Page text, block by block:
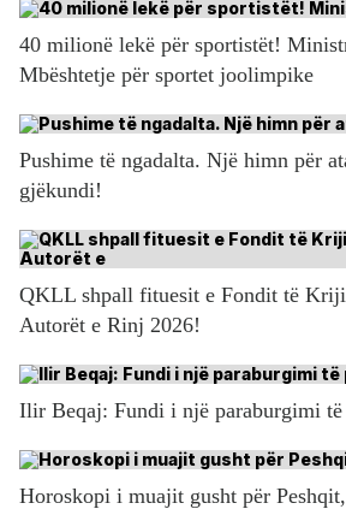
40 milionë lekë për sportistët!
Mbështetje për sportet joolimpike
Pushime të ngadalta. Një himn për
gjëkundi!
QKLL shpall fituesit e Fondit të
Autorët e Rinj 2026!
Ilir Beqaj: Fundi i një paraburgimi
Horoskopi i muajit gusht për